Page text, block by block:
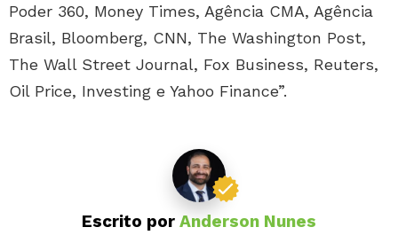
Poder 360, Money Times, Agência CMA, Agência
Brasil, Bloomberg, CNN, The Washington Post,
The Wall Street Journal, Fox Business, Reuters,
Oil Price, Investing e Yahoo Finance”.
Escrito por Anderson Nunes